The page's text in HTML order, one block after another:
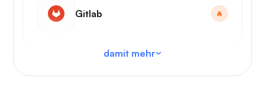
Gitlab
damit mehr